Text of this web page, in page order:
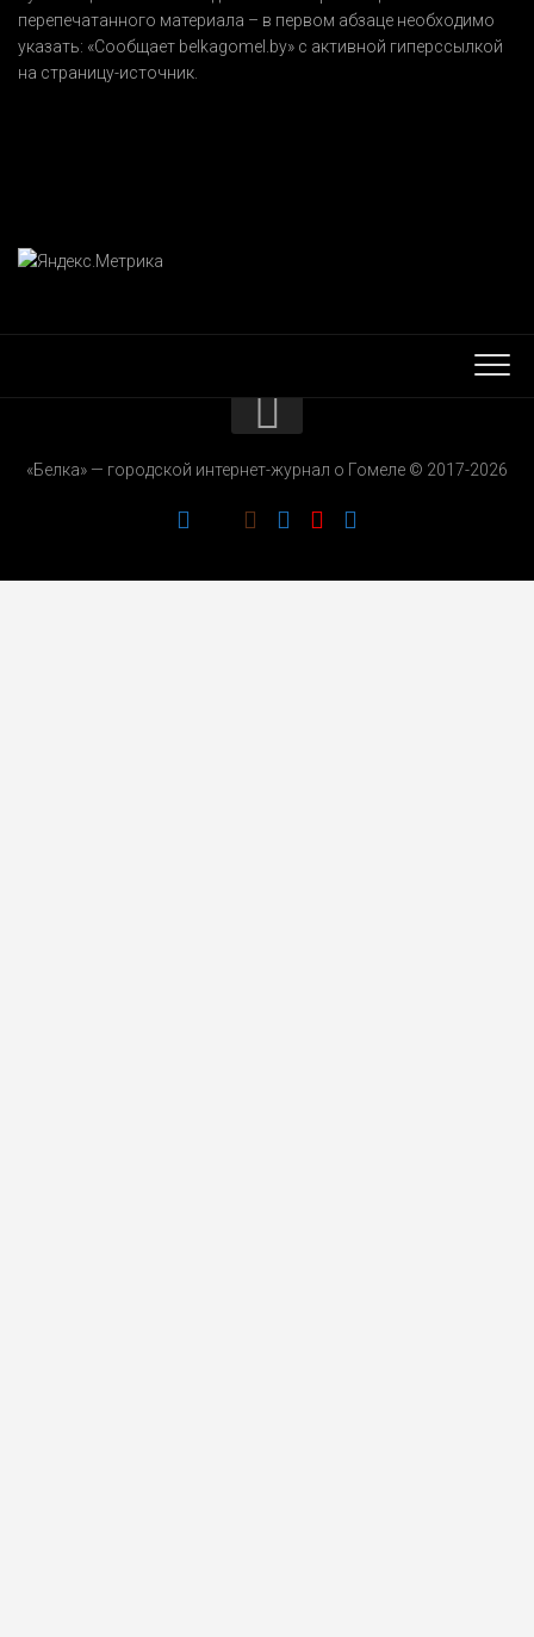
перепечатанного материала – в первом абзаце необходимо
указать: «Сообщает belkagomel.by» с активной гиперссылкой
на страницу-источник.
РЕКЛАМОДАТЕЛЯМ
«Белка» — городской интернет-журнал о Гомеле © 2017-2026